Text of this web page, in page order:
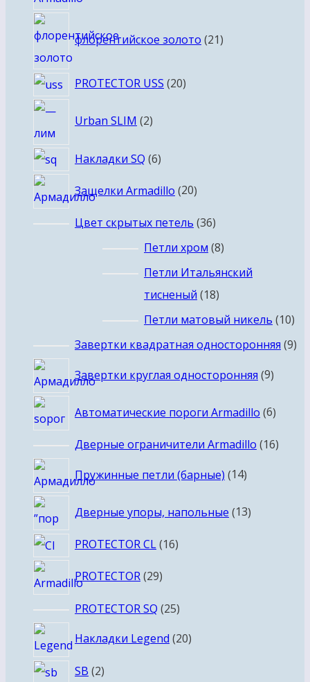
флорентийское золото 21товар
PROTECTOR USS 2020
Urban SLIM 2
товара
Накладки SQ 66
Защелки Armadillo 2020
Цвет скрытых петель 3636
товаров
Петли хром 88
товаров
Петли Итальянский
тисненый 1818
товаров
Петли матовый никель 1010
Завертки квадратная односторонняя 99
Завертки круглая односторонняя 99
Автоматические пороги Armadillo 66
Дверные ограничители Armadillo 1616
Пружинные петли (барные) 1414
Дверные упоры, напольные 1313
PROTECTOR CL 1616
PROTECTOR 2929
PROTECTOR SQ 2525
Накладки Legend 2020
SB 22